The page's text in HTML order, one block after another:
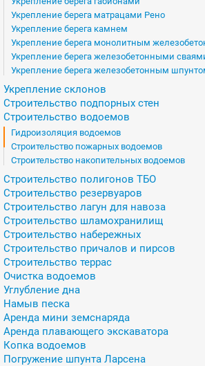
Укрепление берега матрацами Рено
Укрепление берега камнем
Укрепление берега монолитным
Укрепление берега железобетонными
Укрепление берега железобетонным
Укрепление склонов
Строительство подпорных стен
Строительство водоемов
Гидроизоляция водоемов
Строительство пожарных водоемов
Строительство накопительных водоемов
Строительство полигонов ТБО
Строительство резервуаров
Строительство лагун для навоза
Строительство шламохранилищ
Строительство набережных
Строительство причалов и пирсов
Строительство террас
Очистка водоемов
Углубление дна
Намыв песка
Аренда мини земснаряда
Аренда плавающего экскаватора
Копка водоемов
Погружение шпунта Ларсена